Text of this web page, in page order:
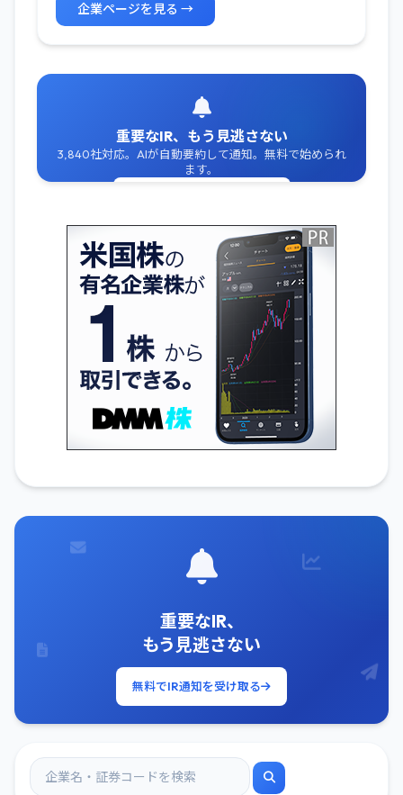
企業ページを見る →
重要なIR、もう見逃さない
3,840社対応。AIが自動要約して通知。無料で始められ
ます。
重要なIR、
もう見逃さない
無料でIR通知を受け取る